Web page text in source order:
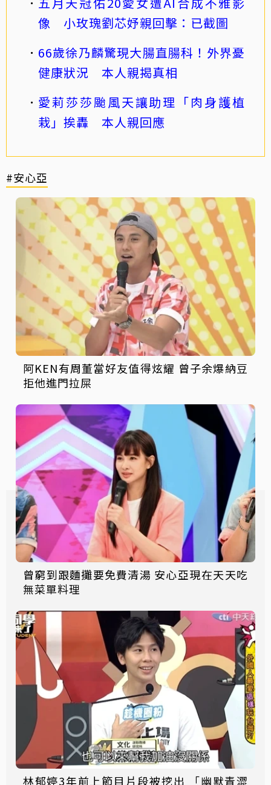
像 小玫瑰劉芯妤親回擊：已截圖
66歲徐乃麟驚現大腸直腸科！外界憂
健康狀況 本人親揭真相
愛莉莎莎颱風天讓助理「肉身護植
栽」挨轟 本人親回應
#安心亞
阿KEN有周董當好友值得炫耀 曾子余爆納豆
拒他進門拉屎
曾窮到跟麵攤要免費清湯 安心亞現在天天吃
無菜單料理
林郁婷3年前上節目片段被挖出 「幽默青澀